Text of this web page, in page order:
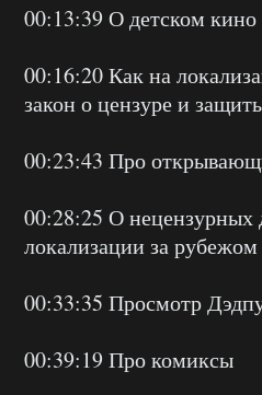
00:13:39 О детском кино
00:16:20 Как на
закон о цензуре и
00:23:43 Про
00:28:25 О нецензурных
локализации за рубежом
00:33:35 Просмотр
00:39:19 Про комиксы